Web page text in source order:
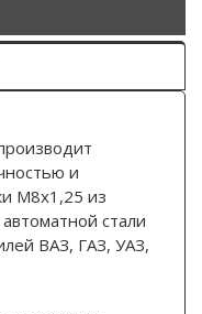
и
М8х1,25 из
стали
ВАЗ, ГАЗ, УАЗ,